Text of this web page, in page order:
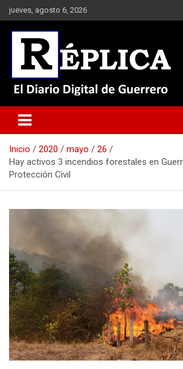
Saltar
al
contenido
jueves, agosto 6, 2026
Réplica
Inicio 2020 mayo
26
Hay activos 3 incendios forestales en
Protección Civil